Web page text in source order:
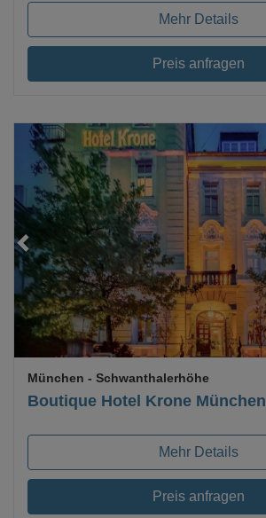
Mehr Details
Preis anfragen
Loading...
Boutique Hotel Krone München
München - Schwanthalerhöhe
Mehr Details
Preis anfragen